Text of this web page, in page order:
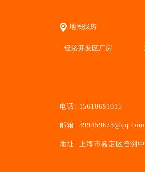
地图找房
经济开发区厂房
电话: 15618691015
邮箱: 399459673@qq.com
地址: 上海市嘉定区澄浏